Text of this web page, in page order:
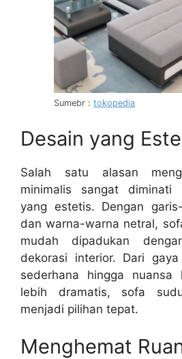
Sumebr : tokopedia
Desain yang
Salah satu alasan
minimalis sangat diminati
yang estetis. Dengan
dan warna-warna netral,
mudah dipadukan
dekorasi interior. Dari
sederhana hingga nuansa
lebih dramatis, sofa
menjadi pilihan tepat.
Menghemat